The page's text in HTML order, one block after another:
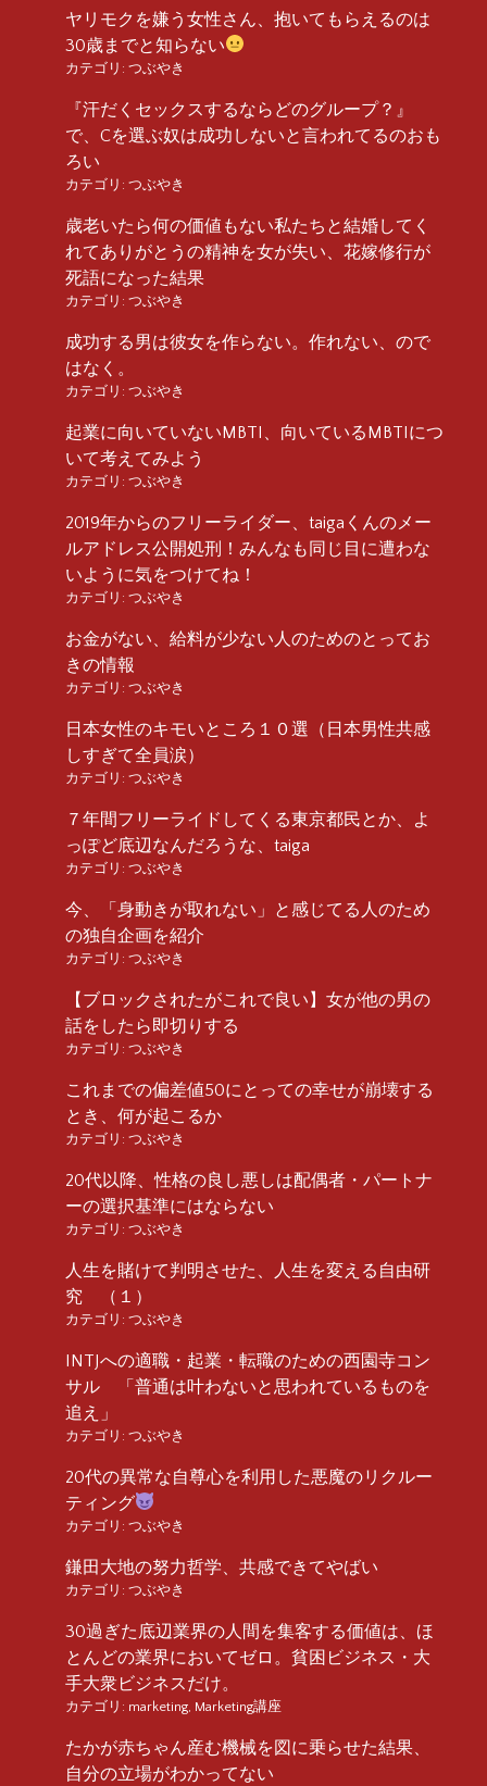
ヤリモクを嫌う女性さん、抱いてもらえるのは
30歳までと知らない
カテゴリ: つぶやき
『汗だくセックスするならどのグループ？』
で、Cを選ぶ奴は成功しないと言われてるのおも
ろい
カテゴリ: つぶやき
歳老いたら何の価値もない私たちと結婚してく
れてありがとうの精神を女が失い、花嫁修行が
死語になった結果
カテゴリ: つぶやき
成功する男は彼女を作らない。作れない、ので
はなく。
カテゴリ: つぶやき
起業に向いていないMBTI、向いているMBTIにつ
いて考えてみよう
カテゴリ: つぶやき
2019年からのフリーライダー、taigaくんのメー
ルアドレス公開処刑！みんなも同じ目に遭わな
いように気をつけてね！
カテゴリ: つぶやき
お金がない、給料が少ない人のためのとってお
きの情報
カテゴリ: つぶやき
日本女性のキモいところ１０選（日本男性共感
しすぎて全員涙）
カテゴリ: つぶやき
７年間フリーライドしてくる東京都民とか、よ
っぽど底辺なんだろうな、taiga
カテゴリ: つぶやき
今、「身動きが取れない」と感じてる人のため
の独自企画を紹介
カテゴリ: つぶやき
【ブロックされたがこれで良い】女が他の男の
話をしたら即切りする
カテゴリ: つぶやき
これまでの偏差値50にとっての幸せが崩壊する
とき、何が起こるか
カテゴリ: つぶやき
20代以降、性格の良し悪しは配偶者・パートナ
ーの選択基準にはならない
カテゴリ: つぶやき
人生を賭けて判明させた、人生を変える自由研
究 （１）
カテゴリ: つぶやき
INTJへの適職・起業・転職のための西園寺コン
サル 「普通は叶わないと思われているものを
追え」
カテゴリ: つぶやき
20代の異常な自尊心を利用した悪魔のリクルー
ティング
カテゴリ: つぶやき
鎌田大地の努力哲学、共感できてやばい
カテゴリ: つぶやき
30過ぎた底辺業界の人間を集客する価値は、ほ
とんどの業界においてゼロ。貧困ビジネス・大
手大衆ビジネスだけ。
カテゴリ: marketing Marketing講座
たかが赤ちゃん産む機械を図に乗らせた結果、
自分の立場がわかってない